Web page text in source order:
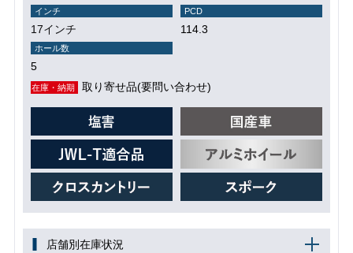
インチ
17インチ
PCD
114.3
ホール数
5
在庫・納期 取り寄せ品(要問い合わせ)
店舗別在庫状況